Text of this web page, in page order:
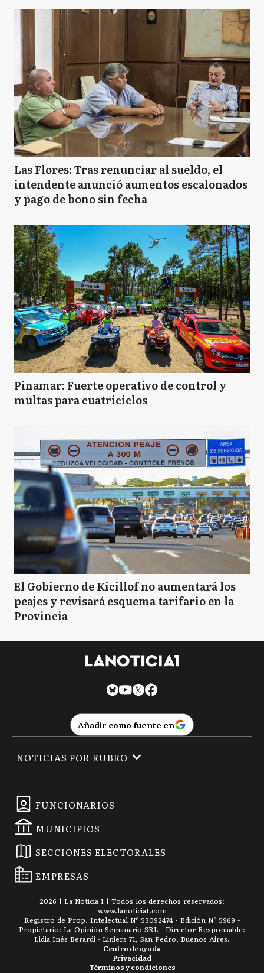
Las Flores: Tras renunciar al sueldo, el
intendente anunció aumentos escalonados
y pago de bono sin fecha
Pinamar: Fuerte operativo de control y
multas para cuatriciclos
El Gobierno de Kicillof no aumentará los
peajes y revisará esquema tarifario en la
Provincia
Añadir como fuente en
FUNCIONARIOS
MUNICIPIOS
SECCIONES ELECTORALES
EMPRESAS
NOTICIAS POR RUBRO
2026 | La Noticia 1 | Todos los derechos reservados:
www.lanoticia1.com
Registro de Prop. Intelectual Nº 53092474 · Edición Nº 5969 -
Propietario: La Opinión Semanario SRL - Director Responsable:
Lidia Inés Berardi - Liniers 71, San Pedro, Buenos Aires.
Términos y condiciones
Privacidad
Centro de ayuda